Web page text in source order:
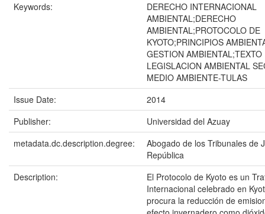
Keywords:
DERECHO INTERNACIONAL
AMBIENTAL;DERECHO
AMBIENTAL;PROTOCOLO DE
KYOTO;PRINCIPIOS
GESTION
LEGISLACION AMBIENTAL
MEDIO AMBIENTE-TULAS
Issue Date:
2014
Publisher:
Universidad del Azuay
metadata.dc.description.degree:
Abogado de los Tribunales de
República
Description:
El Protocolo de Kyoto es un
Internacional celebrado en
procura la reducción de